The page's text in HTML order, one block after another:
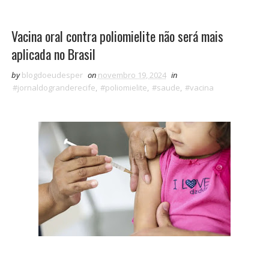
Vacina oral contra poliomielite não será mais
aplicada no Brasil
by blogdoeudesper on novembro 19, 2024 in
#jornaldogranderecife, #poliomielite, #saude, #vacina